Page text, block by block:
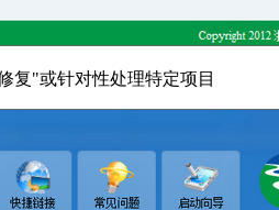
复"或针对性处理特定项目